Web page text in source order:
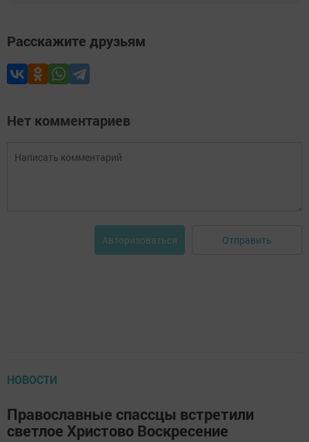
Расскажите друзьям
Нет комментариев
Авторизоваться Отправить
НОВОСТИ
Православные спассцы встретили
светлое Христово Воскресение